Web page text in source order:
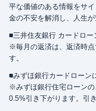
平な価値のある情報をサ
金の不安を解消し、人生
■三井住友銀行 カードロー
※毎月の返済は、返済時点
す。
■みずほ銀行カードローン
※みずほ銀行住宅ローン
0.5%引き下がります。引